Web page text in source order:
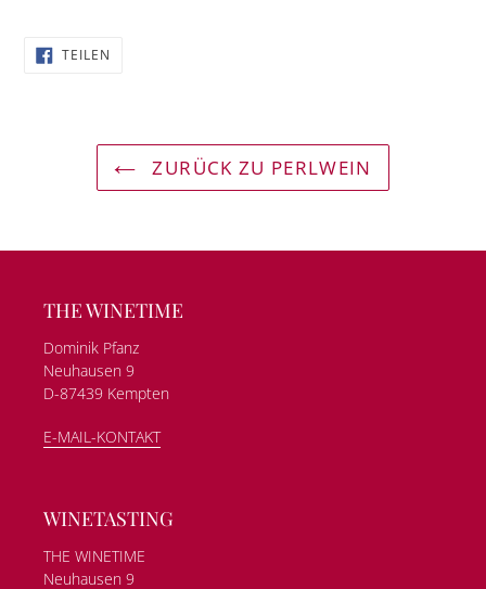
TEILEN
ZURÜCK ZU PERLWEIN
THE WINETIME
Dominik Pfanz
Neuhausen 9
D-87439 Kempten
E-MAIL-KONTAKT
WINETASTING
THE WINETIME
Neuhausen 9